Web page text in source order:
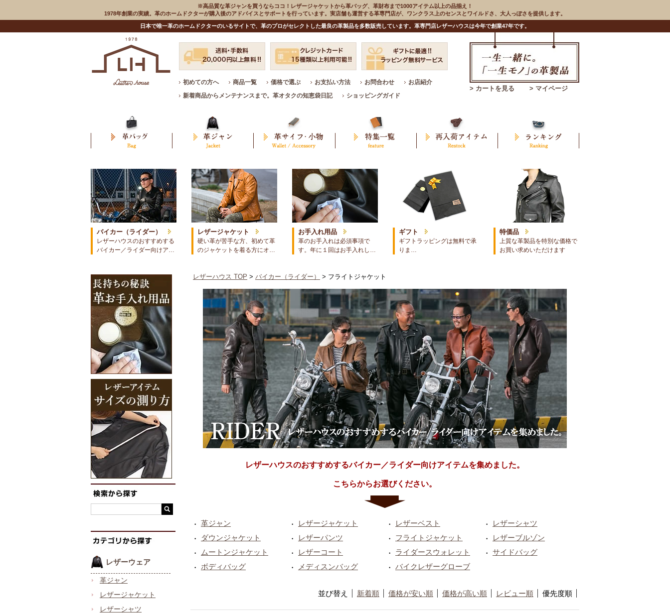
※高品質な革ジャンを買うならココ！レザージャケットから革バッグ、革財布まで1000アイテム以上の品揃え！
1978年創業の実績。革のホームドクターが購入後のアドバイスとサポートを行っています。実店舗も運営する革専門店が、ワンクラス上のセンスとワイルドさ、大人っぽさを提供します。
日本で唯一革のホームドクターのいるサイトで、革のプロがセレクトした最良の革製品を多数販売しています。革専門店レザーハウスは今年で創業47年です。
初めての方へ 商品一覧 価格で選ぶ お支払い方法 お問合わせ
お店紹介
新着商品からメンテナンスまで。革オタクの知恵袋日記
ショッピングガイド
> カートを見る > マイページ
バイカー（ライダー）
レザーハウスのおすすめする
バイカー／ライダー向けア…
レザージャケット
硬い革が苦手な方、初めて革
のジャケットを着る方にオ…
お手入れ用品
革のお手入れは必須事項で
す。年に１回はお手入れし…
ギフト
ギフトラッピングは無料で承
りま…
特価品
上質な革製品を特別な価格で
お買い求めいただけます
レザーウェア
革ジャン
レザージャケット
レザーシャツ
レザーハウス TOP > バイカー（ライダー） > フライトジャケット
レザーハウスのおすすめするバイカー／ライダー向けアイテムを集めました。
こちらからお選びください。
・ 革ジャン ・ レザージャケット ・ レザーベスト ・
レザーシャツ
・
ダウンジャケット ・ レザーパンツ ・ フライトジャケット ・
レザーブルゾン
・
ムートンジャケット ・ レザーコート ・ ライダースウォレット ・ サイドバッグ
・
ボディバッグ ・ メディスンバッグ ・ バイクレザーグローブ
並び替え 新着順 価格が安い順 価格が高い順 レビュー順 優先度順